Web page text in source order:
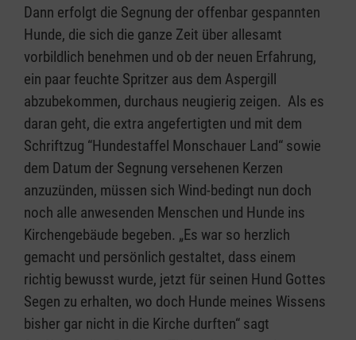
Dann erfolgt die Segnung der offenbar gespannten
Hunde, die sich die ganze Zeit über allesamt
vorbildlich benehmen und ob der neuen Erfahrung,
ein paar feuchte Spritzer aus dem Aspergill
abzubekommen, durchaus neugierig zeigen. Als es
daran geht, die extra angefertigten und mit dem
Schriftzug “Hundestaffel Monschauer Land“ sowie
dem Datum der Segnung versehenen Kerzen
anzuzünden, müssen sich Wind-bedingt nun doch
noch alle anwesenden Menschen und Hunde ins
Kirchengebäude begeben. „Es war so herzlich
gemacht und persönlich gestaltet, dass einem
richtig bewusst wurde, jetzt für seinen Hund Gottes
Segen zu erhalten, wo doch Hunde meines Wissens
bisher gar nicht in die Kirche durften“ sagt